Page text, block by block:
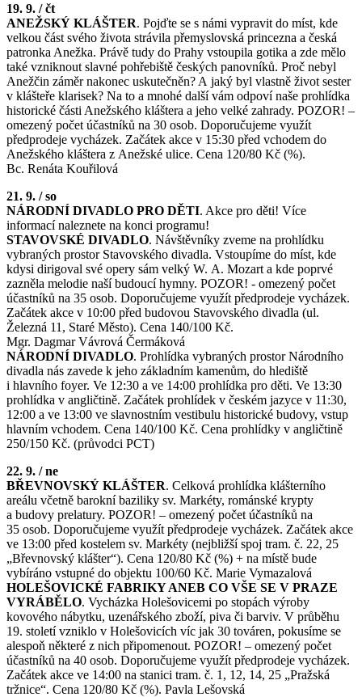
19. 9. / čt
ANEŽSKÝ KLÁŠTER. Pojďte se s námi vypravit do míst, kde
velkou část svého života strávila přemyslovská princezna a česká
patronka Anežka. Právě tudy do Prahy vstoupila gotika a zde mělo
také vzniknout slavné pohřebiště českých panovníků. Proč nebyl
Anežčin záměr nakonec uskutečněn? A jaký byl vlastně život sester
v klášteře klarisek? Na to a mnohé další vám odpoví naše prohlídka
historické části Anežského kláštera a jeho velké zahrady. POZOR! –
omezený počet účastníků na 30 osob. Doporučujeme využít
předprodeje vycházek. Začátek akce v 15:30 před vchodem do
Anežského kláštera z Anežské ulice. Cena 120/80 Kč (%).
Bc. Renáta Kouřilová
21. 9. / so
NÁRODNÍ DIVADLO PRO DĚTI. Akce pro děti! Více
informací naleznete na konci programu!
STAVOVSKÉ DIVADLO. Návštěvníky zveme na prohlídku
vybraných prostor Stavovského divadla. Vstoupíme do míst, kde
kdysi dirigoval své opery sám velký W. A. Mozart a kde poprvé
zazněla melodie naší budoucí hymny. POZOR! - omezený počet
účastníků na 35 osob. Doporučujeme využít předprodeje vycházek.
Začátek akce v 10:00 před budovou Stavovského divadla (ul.
Železná 11, Staré Město). Cena 140/100 Kč.
Mgr. Dagmar Vávrová Čermáková
NÁRODNÍ DIVADLO. Prohlídka vybraných prostor Národního
divadla nás zavede k jeho základním kamenům, do hlediště
i hlavního foyer. Ve 12:30 a ve 14:00 prohlídka pro děti. Ve 13:30
prohlídka v angličtině. Začátek prohlídek v českém jazyce v 11:30,
12:00 a ve 13:00 ve slavnostním vestibulu historické budovy, vstup
hlavním vchodem. Cena 140/100 Kč. Cena prohlídky v angličtině
250/150 Kč. (průvodci PCT)
22. 9. / ne
BŘEVNOVSKÝ KLÁŠTER. Celková prohlídka klášterního
areálu včetně barokní baziliky sv. Markéty, románské krypty
a budovy prelatury. POZOR! – omezený počet účastníků na
35 osob. Doporučujeme využít předprodeje vycházek. Začátek akce
ve 13:00 před kostelem sv. Markéty (nejbližší spoj tram. č. 22, 25
„Břevnovský klášter“). Cena 120/80 Kč (%) + na místě bude
vybíráno vstupné do objektu 100/60 Kč. Marie Vymazalová
HOLEŠOVICKÉ FABRIKY ANEB CO VŠE SE V PRAZE
VYRÁBĚLO. Vycházka Holešovicemi po stopách výroby
kovového nábytku, uzenářského zboží, piva či barviv. V průběhu
19. století vzniklo v Holešovicích víc jak 30 továren, pokusíme se
alespoň některé z nich připomenout. POZOR! – omezený počet
účastníků na 40 osob. Doporučujeme využít předprodeje vycházek.
Začátek akce ve 14:00 na stanici tram. č. 1, 12, 14, 25 „Pražská
tržnice“. Cena 120/80 Kč (%). Pavla Lešovská